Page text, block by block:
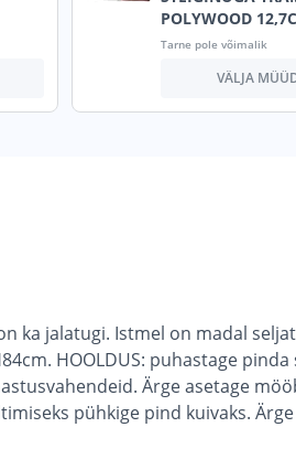
POLYWOOD
Tarne pole võimalik
VÄLJA
ka jalatugi. Istmel on madal
HOOLDUS: puhastage pinda
Ärge asetage
pühkige pind kuivaks.